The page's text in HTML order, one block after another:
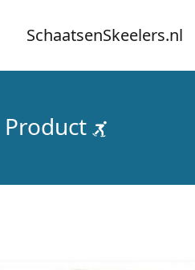
SchaatsenSkeelers.nl
Product